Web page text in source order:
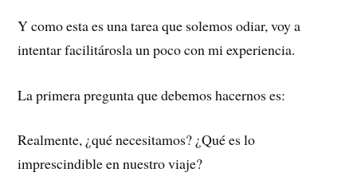
Y como esta es una tarea que solemos odiar, voy a
intentar facilitárosla un poco con mi experiencia.
La primera pregunta que debemos hacernos es:
Realmente, ¿qué necesitamos? ¿Qué es lo
imprescindible en nuestro viaje?